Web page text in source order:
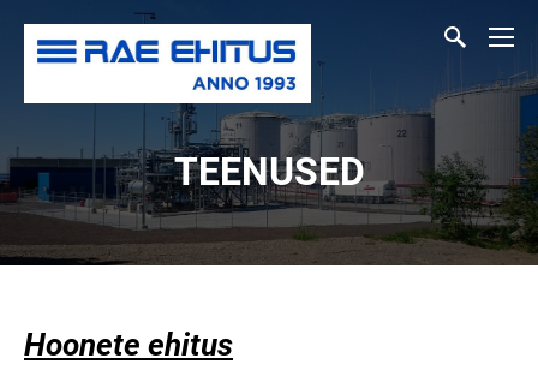
TEENUSED
Hoonete ehitus